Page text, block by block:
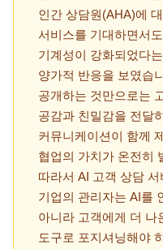
인간 상담원(AHA)에
서비스를 기대하면서
기계성이 강화되었다
양가적 반응을 보였습
공개하는 것만으로는
공감과 친밀감을 전달
커뮤니케이션이 함께
협업의 가치가 온전히
따라서 AI 고객 상담
기업의 관리자는 AI를
아니라 고객에게 더 나
도구로 포지셔닝해야